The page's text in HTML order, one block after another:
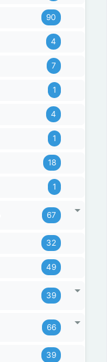
90
4
7
1
4
1
18
1
67
32
49
39
66
39